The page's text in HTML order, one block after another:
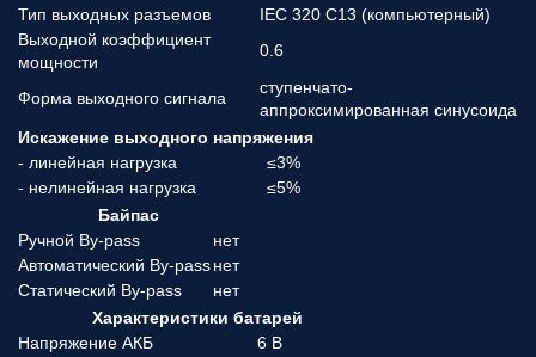
Тип выходных разъемов
IEC 320 C13 (компьютерный)
Выходной коэффициент
мощности
0.6
Форма выходного сигнала
ступенчато-
аппроксимированная синусоида
Искажение выходного напряжения
- линейная нагрузка
≤3%
- нелинейная нагрузка
≤5%
Байпас
Ручной By-pass
нет
Автоматический By-passнет
Статический By-pass
нет
Характеристики батарей
Напряжение АКБ
6 В